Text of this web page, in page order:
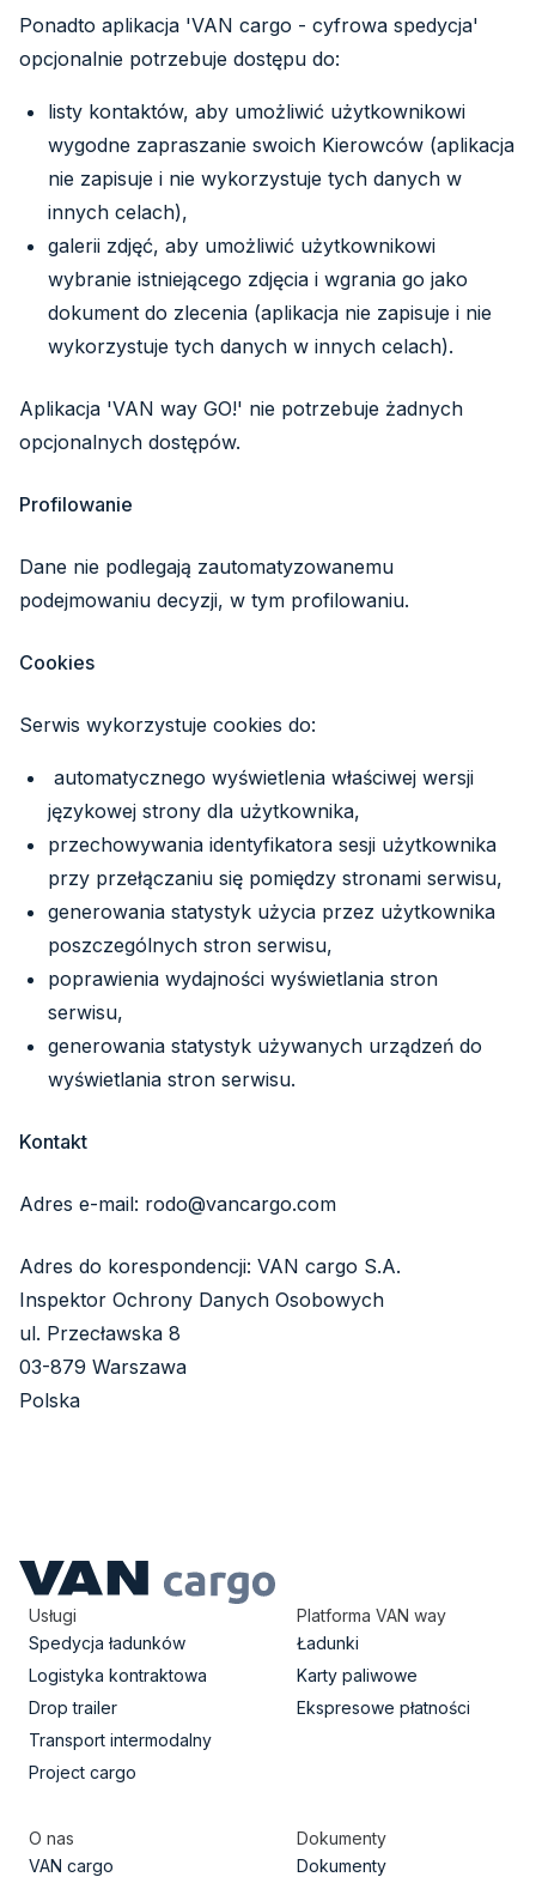
Ponadto aplikacja 'VAN cargo - cyfrowa spedycja'
opcjonalnie potrzebuje dostępu do:
listy kontaktów, aby umożliwić użytkownikowi
wygodne zapraszanie swoich Kierowców (aplikacja
nie zapisuje i nie wykorzystuje tych danych w
innych celach),
galerii zdjęć, aby umożliwić użytkownikowi
wybranie istniejącego zdjęcia i wgrania go jako
dokument do zlecenia (aplikacja nie zapisuje i nie
wykorzystuje tych danych w innych celach).
Aplikacja 'VAN way GO!' nie potrzebuje żadnych
opcjonalnych dostępów.
Profilowanie
Dane nie podlegają zautomatyzowanemu
podejmowaniu decyzji, w tym profilowaniu.
Cookies
Serwis wykorzystuje cookies do:
automatycznego wyświetlenia właściwej wersji
językowej strony dla użytkownika,
przechowywania identyfikatora sesji użytkownika
przy przełączaniu się pomiędzy stronami serwisu,
generowania statystyk użycia przez użytkownika
poszczególnych stron serwisu,
poprawienia wydajności wyświetlania stron
serwisu,
generowania statystyk używanych urządzeń do
wyświetlania stron serwisu.
Kontakt
Adres e-mail: rodo@vancargo.com
Adres do korespondencji: VAN cargo S.A.
Inspektor Ochrony Danych Osobowych
ul. Przecławska 8
03-879 Warszawa
Polska
Usługi
Spedycja ładunków
Logistyka kontraktowa
Drop trailer
Transport intermodalny
Project cargo
Platforma VAN way
Ładunki
Karty paliwowe
Ekspresowe płatności
O nas
VAN cargo
Dokumenty
Dokumenty